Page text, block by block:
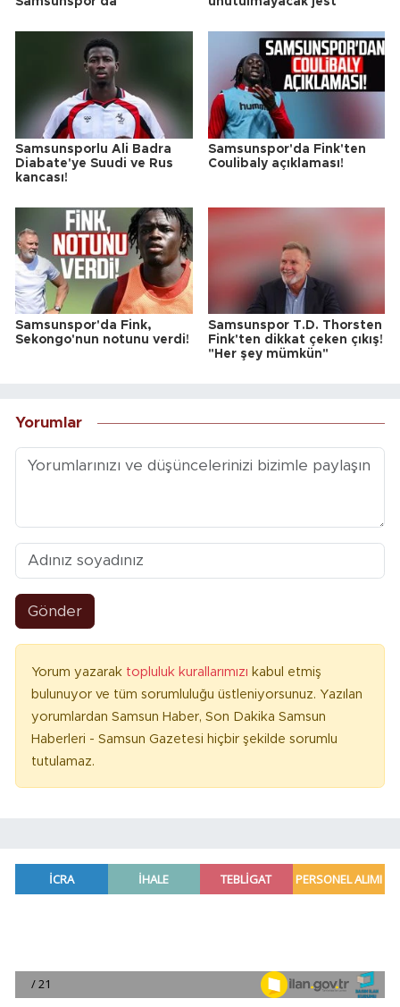
Samsunsporlu Ali Badra
Diabate'ye Suudi ve Rus
kancası!
Samsunspor'da Fink'ten
Coulibaly açıklaması!
Samsunspor'da Fink,
Sekongo'nun notunu verdi!
Samsunspor T.D. Thorsten
Fink'ten dikkat çeken çıkış!
"Her şey mümkün"
Yorumlar
Gönder
Yorum yazarak topluluk kurallarımızı kabul etmiş
bulunuyor ve tüm sorumluluğu üstleniyorsunuz. Yazılan
yorumlardan Samsun Haber, Son Dakika Samsun
Haberleri - Samsun Gazetesi hiçbir şekilde sorumlu
tutulamaz.